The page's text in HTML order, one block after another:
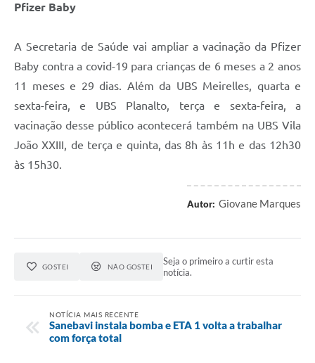
Pfizer Baby
A Secretaria de Saúde vai ampliar a vacinação da Pfizer
Baby contra a covid-19 para crianças de 6 meses a 2 anos
11 meses e 29 dias. Além da UBS Meirelles, quarta e
sexta-feira, e UBS Planalto, terça e sexta-feira, a
vacinação desse público acontecerá também na UBS Vila
João XXIII, de terça e quinta, das 8h às 11h e das 12h30
às 15h30.
Autor: Giovane Marques
GOSTEI NÃO GOSTEI
Seja o primeiro a curtir esta
notícia.
NOTÍCIA MAIS RECENTE
Sanebavi instala bomba e ETA 1 volta a trabalhar
com força total